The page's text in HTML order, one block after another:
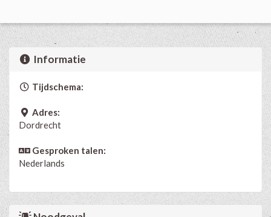
Informatie
Tijdschema:
Adres:
Dordrecht
Gesproken talen:
Nederlands